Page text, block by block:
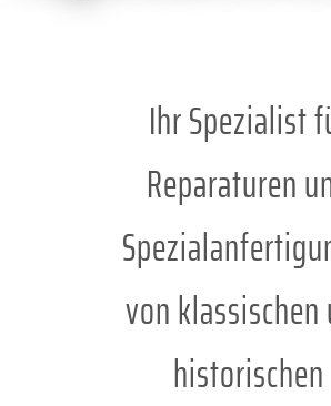
Ihr Spezialist
Reparaturen
von klassischen
historischen